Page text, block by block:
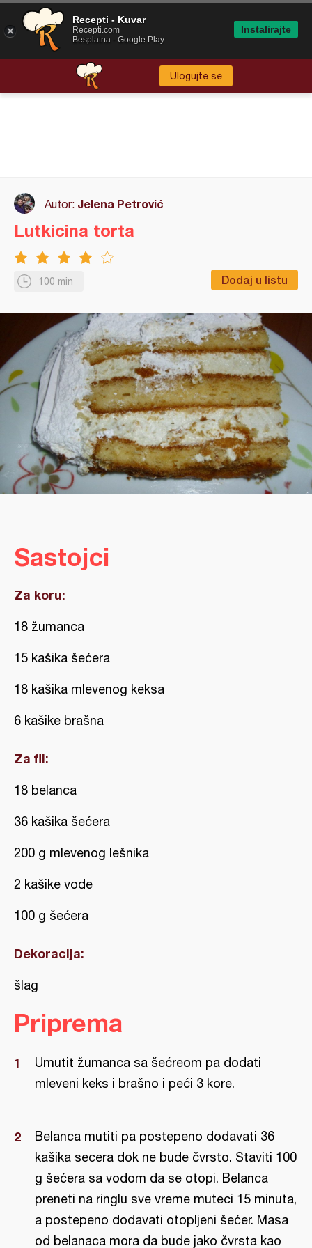
Ulogujte se
Autor: Jelena Petrović
100 min Dodaj u listu
Lutkicina torta
Sastojci
Za koru:
18 žumanca
15 kašika šećera
18 kašika mlevenog keksa
6 kašike brašna
Za fil:
18 belanca
36 kašika šećera
200 g mlevenog lešnika
2 kašike vode
100 g šećera
Dekoracija:
šlag
Priprema
Umutit žumanca sa šećreom pa dodati
mleveni keks i brašno i peći 3 kore.
Belanca mutiti pa postepeno dodavati 36
kašika secera dok ne bude čvrsto. Staviti 100
g šećera sa vodom da se otopi. Belanca
preneti na ringlu sve vreme muteci 15 minuta,
a postepeno dodavati otopljeni šećer. Masa
od belanaca mora da bude jako čvrsta kao
Recepti - Kuvar
Recepti.com
Besplatna - Google Play
Instalirajte